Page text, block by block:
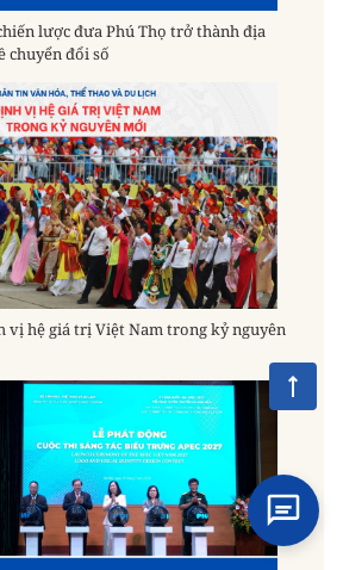
lược đưa Phú Thọ trở thành địa
chuyển đổi số
vị hệ giá trị Việt Nam trong kỷ nguyên